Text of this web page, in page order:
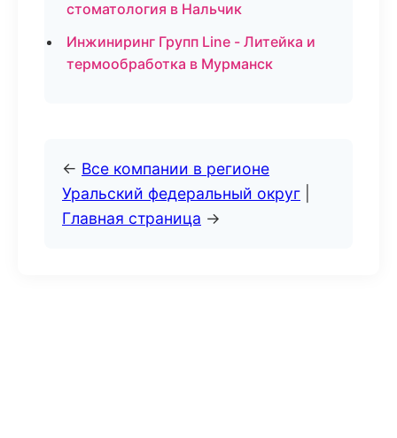
стоматология в Нальчик
Инжиниринг Групп Line - Литейка и
термообработка в Мурманск
← Все компании в регионе
Уральский федеральный округ
Главная страница →